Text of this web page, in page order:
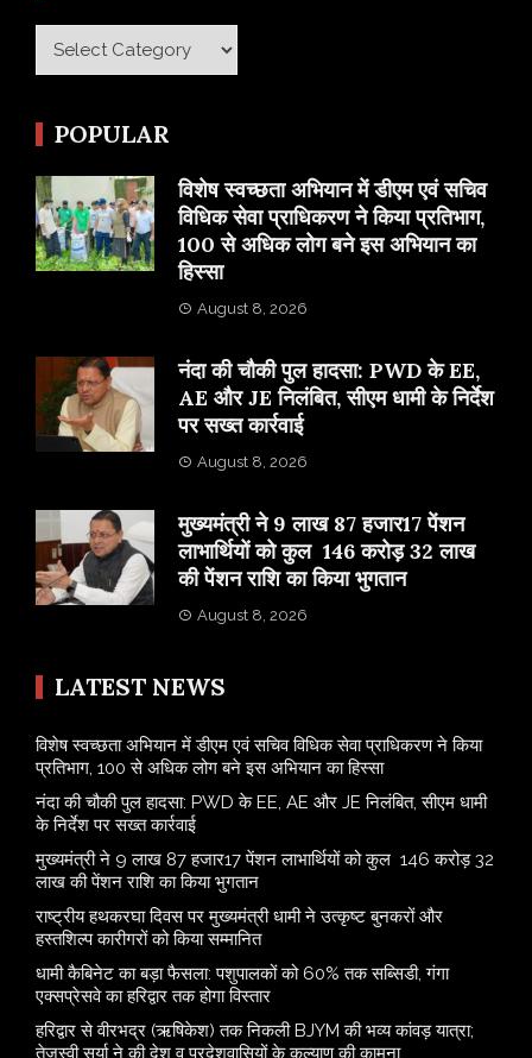
Category
POPULAR
विशेष स्वच्छता अभियान में डीएम एवं सचिव
विधिक सेवा प्राधिकरण ने किया प्रतिभाग,
100 से अधिक लोग बने इस अभियान का
हिस्सा
August 8, 2026
नंदा की चौकी पुल हादसा: PWD के EE,
AE और JE निलंबित, सीएम धामी के निर्देश
पर सख्त कार्रवाई
August 8, 2026
मुख्यमंत्री ने 9 लाख 87 हजार17 पेंशन
लाभार्थियों को कुल 146 करोड़ 32 लाख
की पेंशन राशि का किया भुगतान
August 8, 2026
LATEST NEWS
विशेष स्वच्छता अभियान में डीएम एवं सचिव विधिक सेवा प्राधिकरण ने किया
प्रतिभाग, 100 से अधिक लोग बने इस अभियान का हिस्सा
नंदा की चौकी पुल हादसा: PWD के EE, AE और JE निलंबित, सीएम धामी
के निर्देश पर सख्त कार्रवाई
मुख्यमंत्री ने 9 लाख 87 हजार17 पेंशन लाभार्थियों को कुल 146 करोड़ 32
लाख की पेंशन राशि का किया भुगतान
राष्ट्रीय हथकरघा दिवस पर मुख्यमंत्री धामी ने उत्कृष्ट बुनकरों और
हस्तशिल्प कारीगरों को किया सम्मानित
​धामी कैबिनेट का बड़ा फैसला: पशुपालकों को 60% तक सब्सिडी, गंगा
एक्सप्रेसवे का हरिद्वार तक होगा विस्तार
​हरिद्वार से वीरभद्र (ऋषिकेश) तक निकली BJYM की भव्य कांवड़ यात्रा;
तेजस्वी सूर्या ने की देश व प्रदेशवासियों के कल्याण की कामना